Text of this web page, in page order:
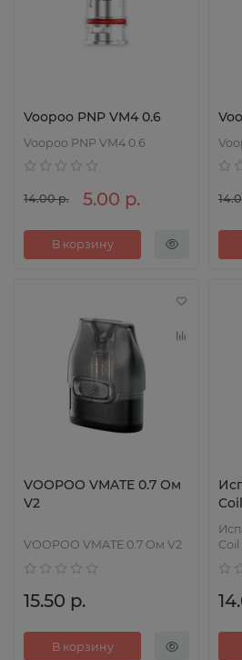
Voopoo PNP VM4 0.6
Voopoo PNP VM4 0.6
14.00 р. 5.00 р.
В корзину
VOOPOO VMATE 0.7 Ом
V2
VOOPOO VMATE 0.7 Ом V2
15.50 р.
В корзину